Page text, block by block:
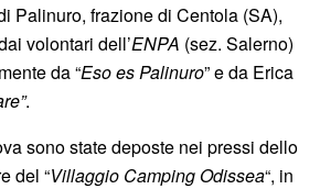
Palinuro, frazione di Centola (SA),
volontari dell’ENPA (sez. Salerno)
da “Eso es Palinuro” e da Erica
.
sono state deposte nei pressi dello
del “Villaggio Camping Odissea“, in